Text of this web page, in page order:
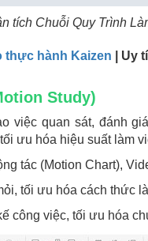
tích Chuỗi Quy Trình
thực hành Kaizen | Uy
Study)
việc quan sát, đánh
ưu hóa hiệu suất làm
tác (Motion Chart),
tối ưu hóa cách thức
công việc, tối ưu hóa